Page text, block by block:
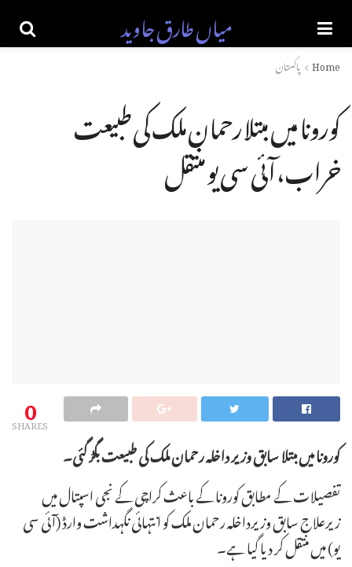
میاں طارق جاوید
Home پاکستان
کورونا میں مبتلا رحمان ملک کی طبیعت
خراب، آئی سی یو منتقل
0
SHARES
کورونا میں مبتلا سابق وزیر داخلہ رحمان ملک کی طبیعت بگڑ گئی۔
تفصیلات کے مطابق کورونا کے باعث کراچی کے نجی اسپتال میں
زیرعلاج سابق وزیرداخلہ رحمان ملک کو انتہائی نگہداشت وارڈ (آئی سی
یو) میں منتقل کر دیا گیا ہے۔